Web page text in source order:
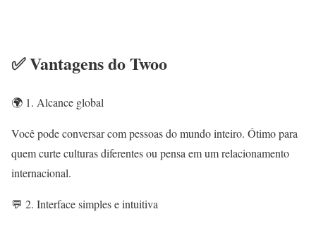
✅ Vantagens do Twoo
🌍 1. Alcance global
Você pode conversar com pessoas do mundo inteiro. Ótimo para
quem curte culturas diferentes ou pensa em um relacionamento
internacional.
💬 2. Interface simples e intuitiva